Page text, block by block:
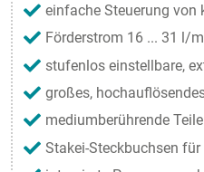
einfache Steuerung von
Förderstrom 16 ... 31 l/
stufenlos einstellbare,
großes,
mediumberührende
Stakei-Steckbuchsen